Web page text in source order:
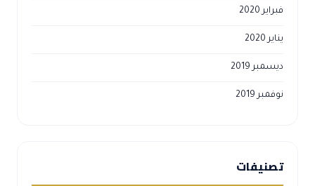
فبراير 2020
يناير 2020
ديسمبر 2019
نوفمبر 2019
تصنيفات